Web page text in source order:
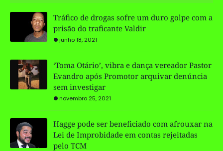
Tráfico de drogas sofre um duro golpe com a
prisão do traficante Valdir
junho 18, 2021
‘Toma Otário’, vibra e dança vereador Pastor
Evandro após Promotor arquivar denúncia
sem investigar
novembro 25, 2021
Hagge pode ser beneficiado com afrouxar na
Lei de Improbidade em contas rejeitadas
pelo TCM